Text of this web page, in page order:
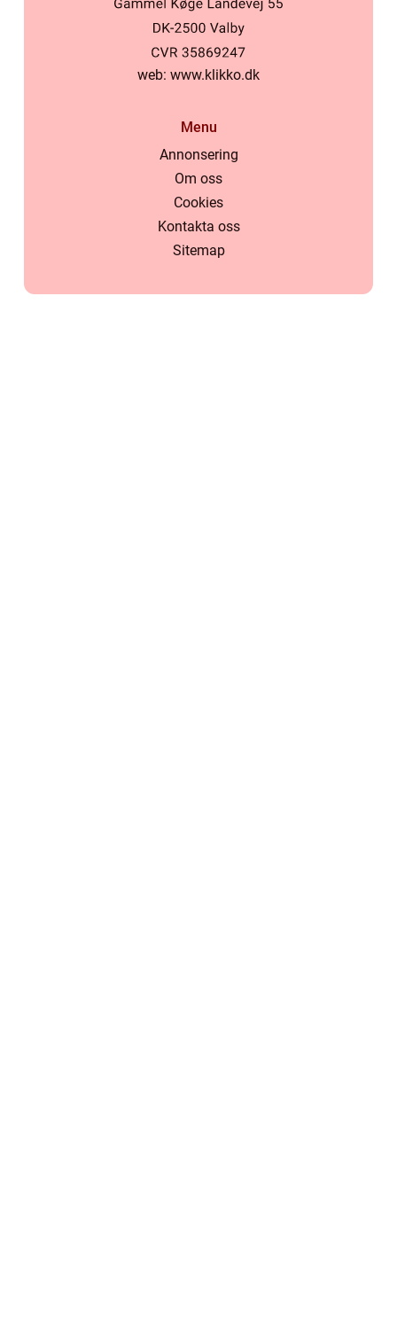
web: www.klikko.dk
Menu
Annonsering
Om oss
Cookies
Kontakta oss
Sitemap